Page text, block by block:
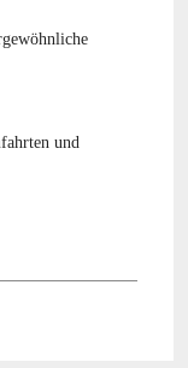
und